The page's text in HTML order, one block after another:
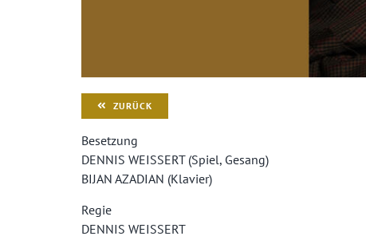
ZURÜCK
Besetzung
DENNIS WEISSERT (Spiel, Gesang)
BIJAN AZADIAN (Klavier)
Regie
DENNIS WEISSERT